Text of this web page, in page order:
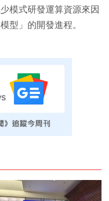
模式研發運算資源來因
型」的開發進程。